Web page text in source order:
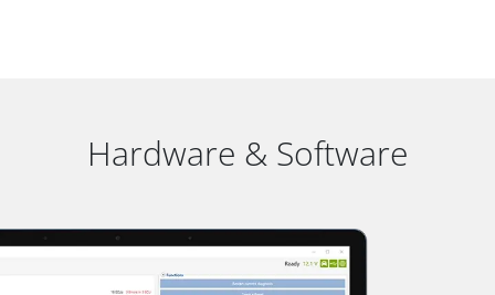
Hardware & Software